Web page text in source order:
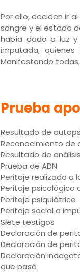
Por ello, deciden ir
sangre y el estado
había dado a luz
imputada,
Manifestando
Prueba
Resultado de
Reconocimiento de
Resultado de
Prueba de ADN
Peritaje realizado a
Peritaje psicológico
Peritaje psiquiátrico
Peritaje social a
Siete testigos
Declaración de
Declaración de
Declaración
que pasó